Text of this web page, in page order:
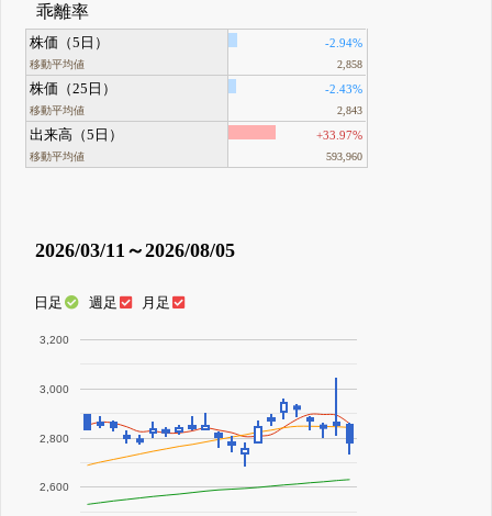
乖離率
株価（5日）
移動平均値
-2.94%
2,858
株価（25日）
移動平均値
-2.43%
2,843
出来高（5日）
移動平均値
+33.97%
593,960
2026/03/11～2026/08/05
日足 週足 月足
2,600
2,800
3,000
3,200